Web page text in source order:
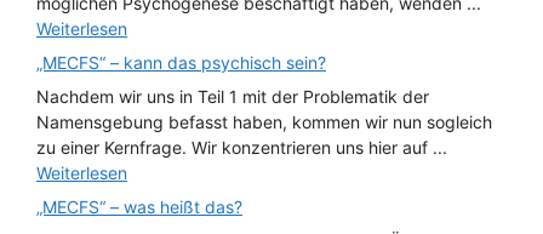
Weiterlesen
„MECFS“ – kann das psychisch sein?
Nachdem wir uns in Teil 1 mit der Problematik der
Namensgebung befasst haben, kommen wir nun sogleich
zu einer Kernfrage. Wir konzentrieren uns hier auf ...
Weiterlesen
„MECFS“ – was heißt das?